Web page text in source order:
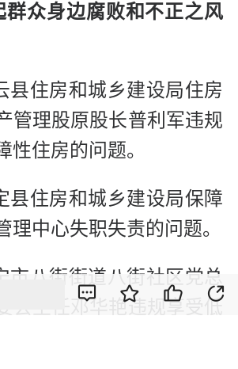
群众身边腐败和不正之风
县住房和城乡建设局住房
管理股原股长普利军违规
性住房的问题。
县住房和城乡建设局保障
理中心失职失责的问题。
市八街街道八街社区党总
会主任邓华艳违规享受低